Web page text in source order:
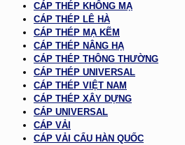
CÁP THÉP KHÔNG MẠ
CÁP THÉP LÊ HÀ
CÁP THÉP MẠ KẼM
CÁP THÉP NÂNG HẠ
CÁP THÉP THÔNG THƯỜNG
CÁP THÉP UNIVERSAL
CÁP THÉP VIỆT NAM
CÁP THÉP XÂY DỰNG
CÁP UNIVERSAL
CÁP VẢI
CÁP VẢI CẨU HÀN QUỐC